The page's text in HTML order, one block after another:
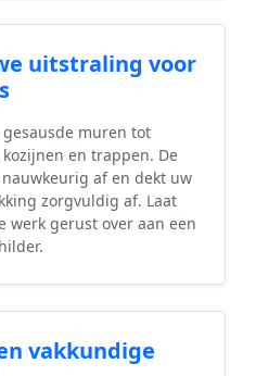
uitstraling voor
muren tot
en trappen. De
af en dekt uw
zorgvuldig af. Laat
werk gerust over aan een
vakkundige